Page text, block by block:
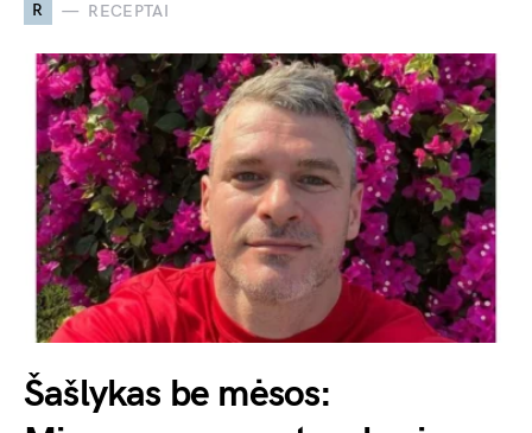
R RECEPTAI
Šašlykas be mėsos: